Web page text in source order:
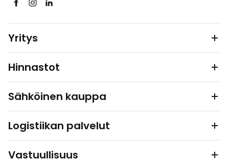
Yritys
Hinnastot
Sähköinen kauppa
Logistiikan palvelut
Vastuullisuus